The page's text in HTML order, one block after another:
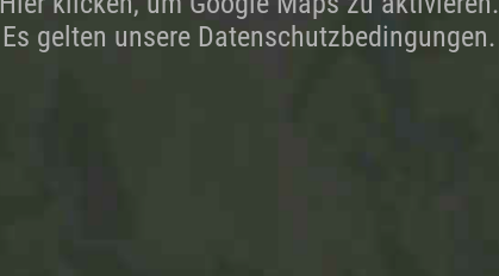
Es gelten unsere Datenschutzbedingungen.